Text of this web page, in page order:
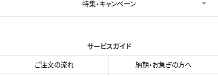
特集・キャンペーン
サービスガイド
ご注文の流れ
納期・お急ぎの方へ